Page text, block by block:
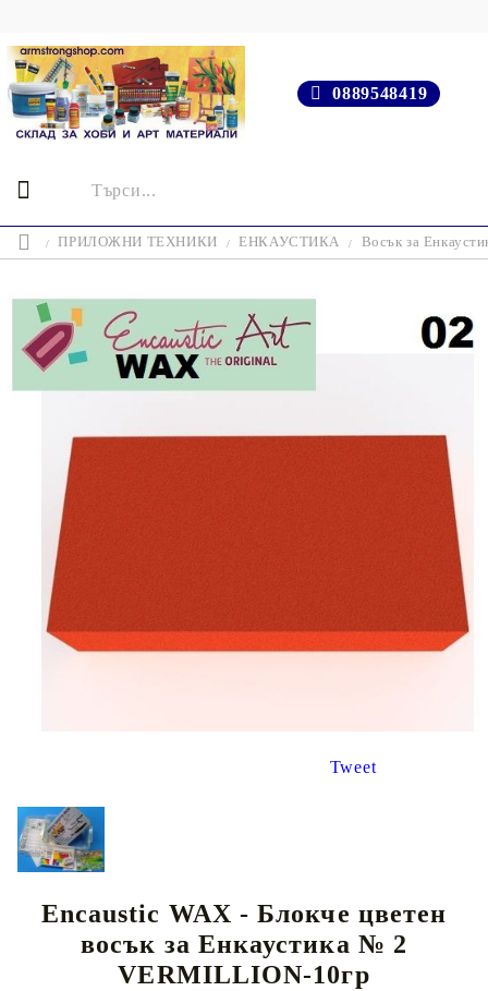
0889548419
ПРИЛОЖНИ ТЕХНИКИ ЕНКАУСТИКА Восък за
Tweet
Encaustic WAX - Блокче цветен
восък за Енкаустика № 2
VERMILLION-10гр